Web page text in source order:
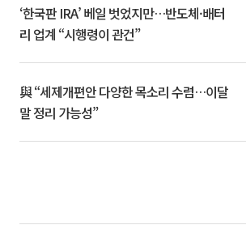
‘한국판 IRA’ 베일 벗었지만…반도체·배터
리 업계 “시행령이 관건”
與 “세제개편안 다양한 목소리 수렴…이달
말 정리 가능성”